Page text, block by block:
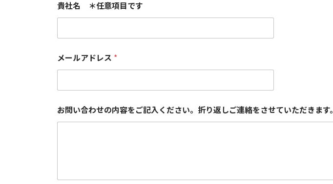
貴社名 ＊任意項目です
メールアドレス *
社
名
お問い合わせの内容をご記入ください。折り返しご連絡をさせていただきます。